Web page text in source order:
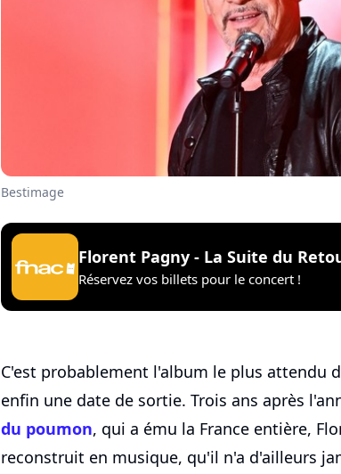
Bestimage
Florent Pagny - La Suite du
Réservez vos billets pour le concert !
C'est probablement l'album le plus attendu
enfin une date de sortie. Trois ans après
du poumon, qui a ému la France entière,
reconstruit en musique, qu'il n'a d'ailleurs